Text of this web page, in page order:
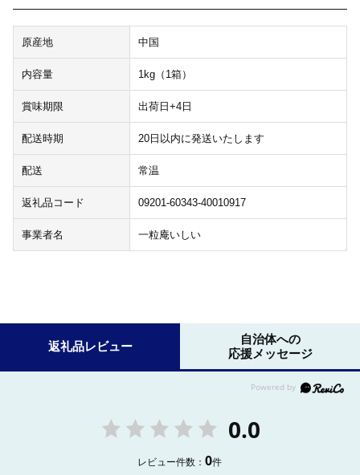
原産地 中国
内容量 1kg（1箱）
賞味期限 出荷日+4日
配送時期 20日以内に発送いたします
配送 常温
返礼品コード 09201-60343-40010917
事業者名 一粒庵いしい
返礼品レビュー
自治体への
応援メッセージ
0.0
レビュー件数：0件